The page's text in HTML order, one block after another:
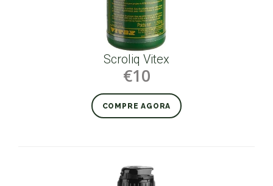
Scroliq Vitex
€10
COMPRE AGORA